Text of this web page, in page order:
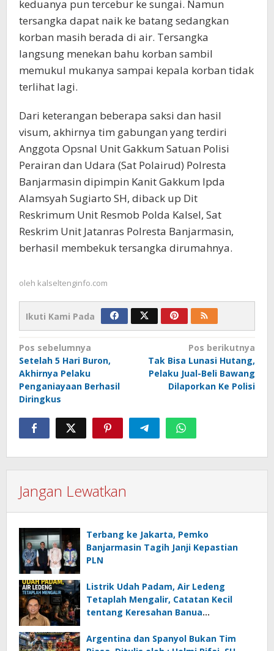
keduanya pun tercebur ke sungai. Namun
tersangka dapat naik ke batang sedangkan
korban masih berada di air. Tersangka
langsung menekan bahu korban sambil
memukul mukanya sampai kepala korban tidak
terlihat lagi.
Dari keterangan beberapa saksi dan hasil
visum, akhirnya tim gabungan yang terdiri
Anggota Opsnal Unit Gakkum Satuan Polisi
Perairan dan Udara (Sat Polairud) Polresta
Banjarmasin dipimpin Kanit Gakkum Ipda
Alamsyah Sugiarto SH, diback up Dit
Reskrimum Unit Resmob Polda Kalsel, Sat
Reskrim Unit Jatanras Polresta Banjarmasin,
berhasil membekuk tersangka dirumahnya.
oleh kalseltenginfo.com
Ikuti Kami Pada
Navigasi
pos
Pos sebelumnya
Setelah 5 Hari Buron,
Akhirnya Pelaku
Penganiayaan Berhasil
Diringkus
Pos berikutnya
Tak Bisa Lunasi Hutang,
Pelaku Jual-Beli Bawang
Dilaporkan Ke Polisi
Jangan Lewatkan
Terbang ke Jakarta, Pemko
Banjarmasin Tagih Janji Kepastian
PLN
Listrik Udah Padam, Air Ledeng
Tetaplah Mengalir, Catatan Kecil
tentang Keresahan Banua
Ancaman Lingkungan, Oleh : Helmi
Argentina dan Spanyol Bukan Tim